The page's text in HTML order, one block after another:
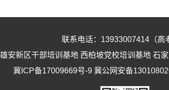
联系电话：13933007414（高
雄安新区干部培训基地 西柏坡党校培训基地 石
冀ICP备17009669号-9 冀公网安备